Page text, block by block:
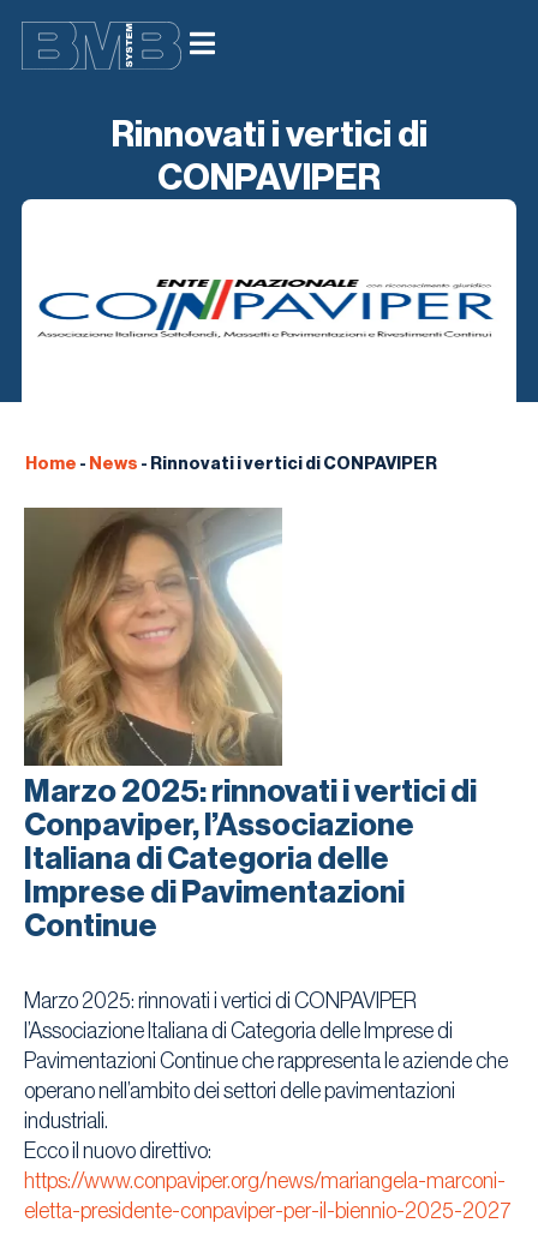
Rinnovati i vertici di
CONPAVIPER
Home - News - Rinnovati i vertici di CONPAVIPER
Marzo 2025: rinnovati i vertici di
Conpaviper, l’Associazione
Italiana di Categoria delle
Imprese di Pavimentazioni
Continue
Marzo 2025: rinnovati i vertici di CONPAVIPER
l’Associazione Italiana di Categoria delle Imprese di
Pavimentazioni Continue che rappresenta le aziende che
operano nell’ambito dei settori delle pavimentazioni
industriali.
Ecco il nuovo direttivo:
https://www.conpaviper.org/news/mariangela-marconi-
eletta-presidente-conpaviper-per-il-biennio-2025-2027